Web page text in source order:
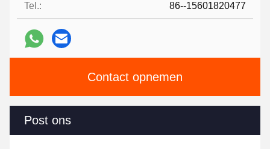
Tel.: 86--15601820477
Contact opnemen
Post ons